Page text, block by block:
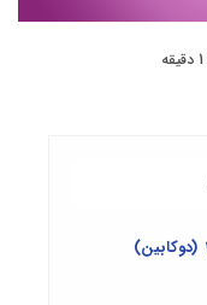
1 دقیقه
مشخصات عرضه وانت کاپرا 2 (دوکابین)